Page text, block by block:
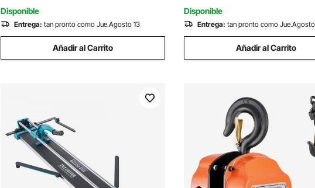
Piedra, Baldosas Ordinarias
Disponible
Entrega: tan pronto como Jue.Agosto 13
Añadir al Carrito
Profesionales Principiantes
Disponible
Entrega: tan pronto como
Añadir al Carrito